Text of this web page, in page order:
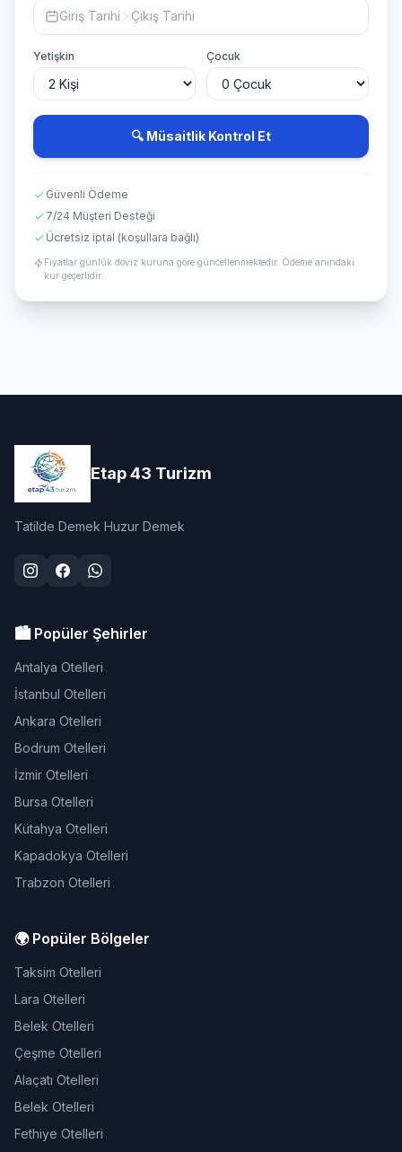
Giriş Tarihi Çıkış Tarihi
Yetişkin Çocuk
🔍 Müsaitlik Kontrol Et
Güvenli Ödeme
7/24 Müşteri Desteği
Ücretsiz iptal (koşullara bağlı)
Fiyatlar günlük döviz kuruna göre güncellenmektedir. Ödeme anındaki
kur geçerlidir.
Etap 43 Turizm
Tatilde Demek Huzur Demek
🏙️ Popüler Şehirler
Antalya Otelleri
İstanbul Otelleri
Ankara Otelleri
Bodrum Otelleri
İzmir Otelleri
Bursa Otelleri
Kütahya Otelleri
Kapadokya Otelleri
Trabzon Otelleri
🌍 Popüler Bölgeler
Taksim Otelleri
Lara Otelleri
Belek Otelleri
Çeşme Otelleri
Alaçatı Otelleri
Belek Otelleri
Fethiye Otelleri